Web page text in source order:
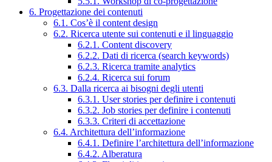
6. Progettazione dei contenuti
6.1. Cos’è il content design
6.2. Ricerca utente sui contenuti e il linguaggio
6.2.1. Content discovery
6.2.2. Dati di ricerca (search keywords)
6.2.3. Ricerca tramite analytics
6.2.4. Ricerca sui forum
6.3. Dalla ricerca ai bisogni degli utenti
6.3.1. User stories per definire i contenuti
6.3.2. Job stories per definire i contenuti
6.3.3. Criteri di accettazione
6.4. Architettura dell’informazione
6.4.1. Definire l’architettura dell’informazione
6.4.2. Alberatura